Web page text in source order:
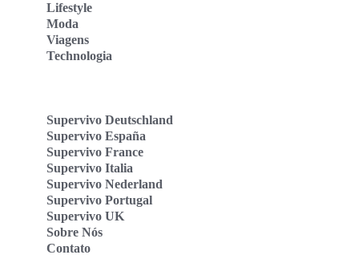
Lifestyle
Moda
Viagens
Technologia
Supervivo Deutschland
Supervivo España
Supervivo France
Supervivo Italia
Supervivo Nederland
Supervivo Portugal
Supervivo UK
Sobre Nós
Contato